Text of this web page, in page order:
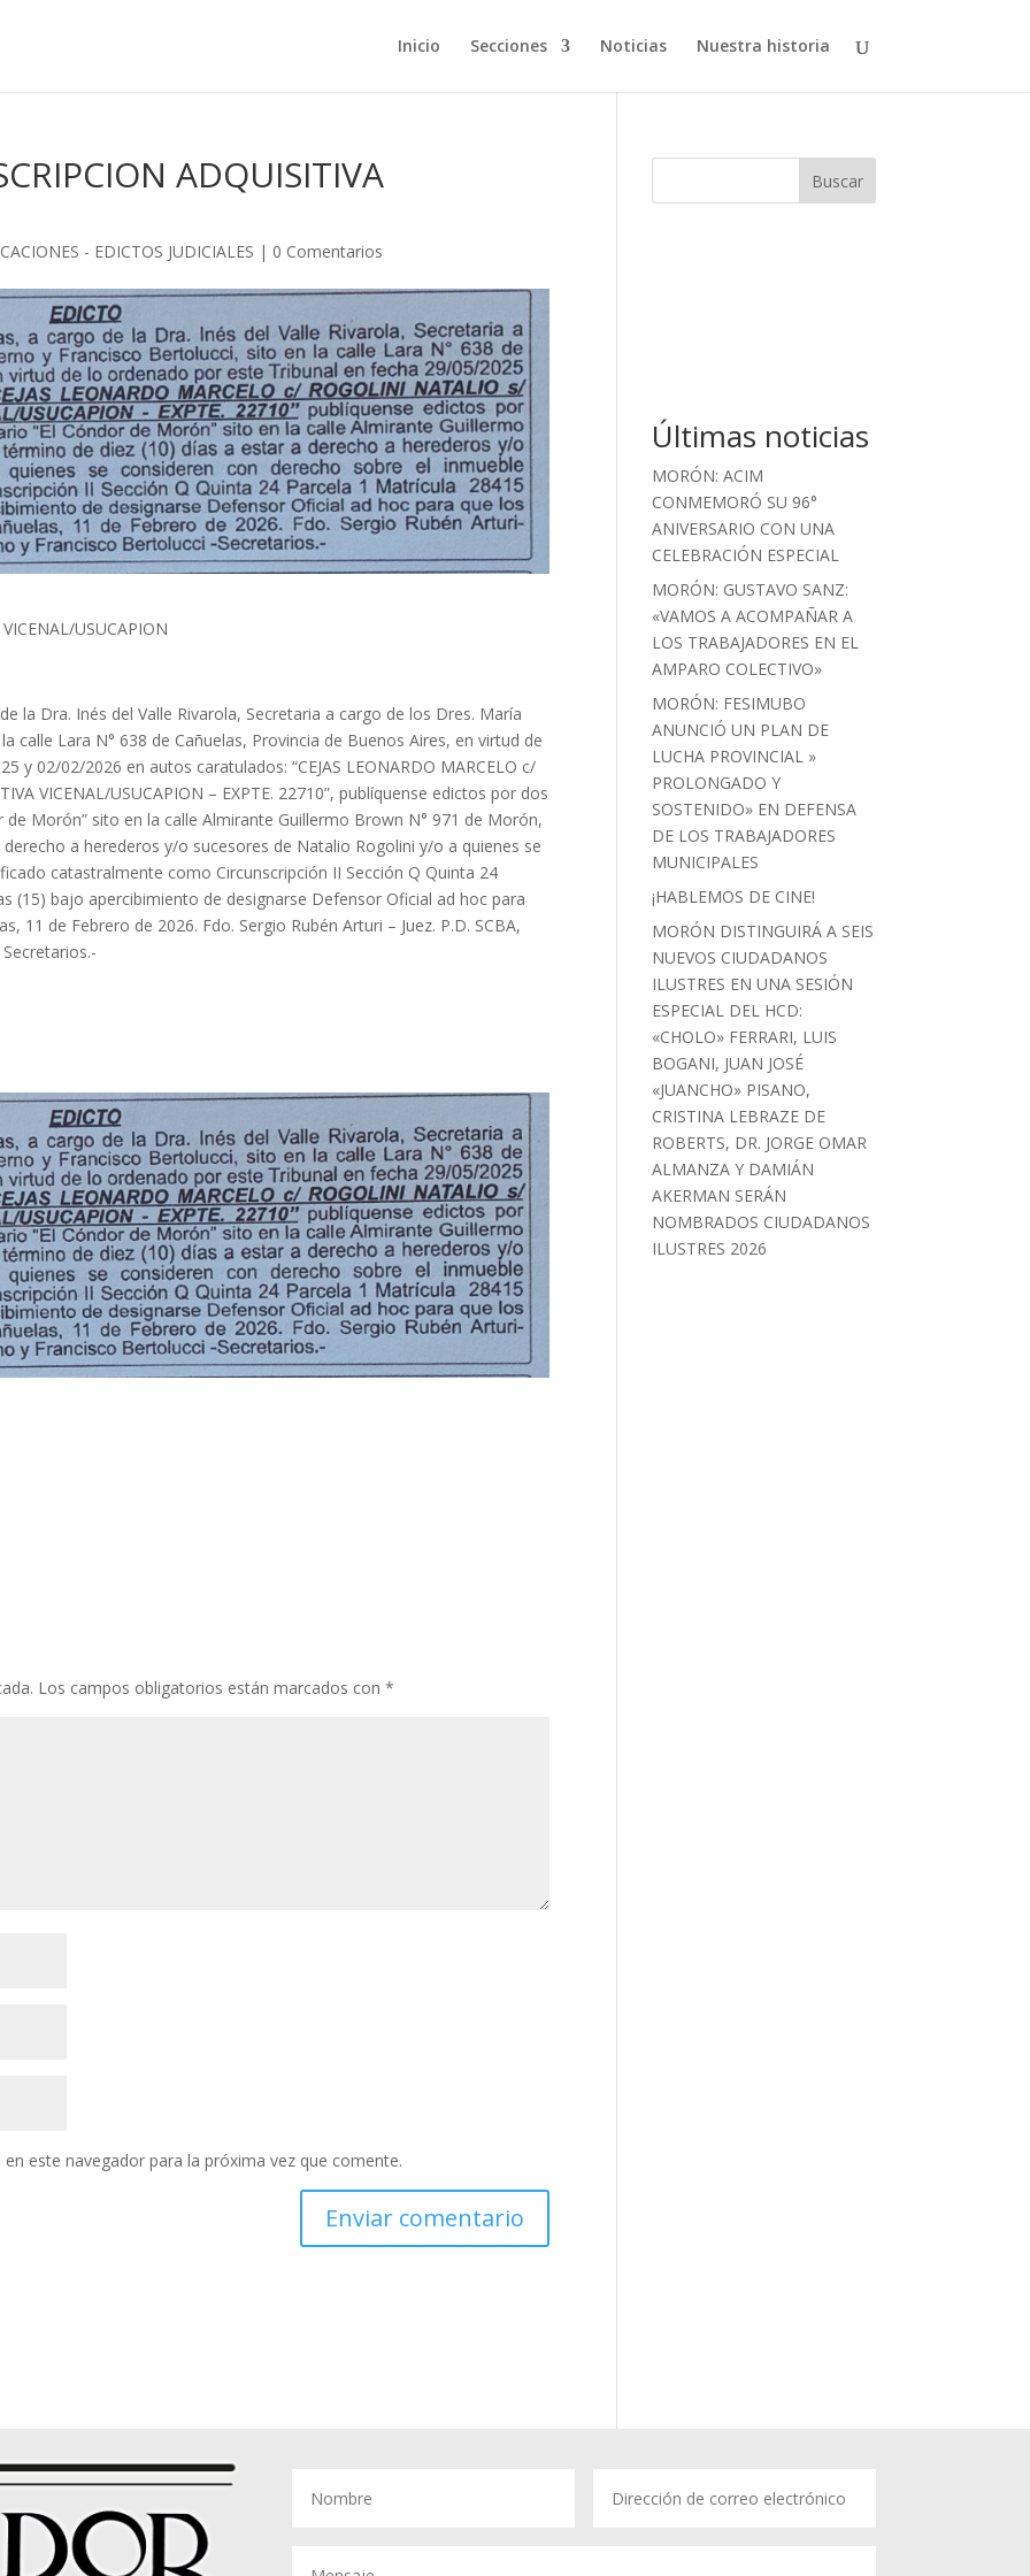
Inicio Secciones Noticias Nuestra historia
ADQUISITIVA
- EDICTOS JUDICIALES | 0 Comentarios
USUCAPION
la Dra. Inés del Valle Rivarola, Secretaria a cargo de los Dres. María
calle Lara N° 638 de Cañuelas, Provincia de Buenos Aires, en virtud de
y 02/02/2026 en autos caratulados: “CEJAS LEONARDO MARCELO c/
VICENAL/USUCAPION – EXPTE. 22710”, publíquense edictos por dos
de Morón” sito en la calle Almirante Guillermo Brown N° 971 de Morón,
a herederos y/o sucesores de Natalio Rogolini y/o a quienes se
catastralmente como Circunscripción II Sección Q Quinta 24
(15) bajo apercibimiento de designarse Defensor Oficial ad hoc para
11 de Febrero de 2026. Fdo. Sergio Rubén Arturi – Juez. P.D. SCBA,
Los campos obligatorios están marcados con*
este navegador para la próxima vez que comente.
Buscar
Últimas noticias
MORÓN: ACIM
CONMEMORÓ SU 96°
ANIVERSARIO CON UNA
CELEBRACIÓN ESPECIAL
MORÓN: GUSTAVO SANZ:
«VAMOS A ACOMPAÑAR A
LOS TRABAJADORES EN EL
AMPARO COLECTIVO»
MORÓN: FESIMUBO
ANUNCIÓ UN PLAN DE
LUCHA PROVINCIAL »
PROLONGADO Y
SOSTENIDO» EN DEFENSA
DE LOS TRABAJADORES
MUNICIPALES
¡HABLEMOS DE CINE!
MORÓN DISTINGUIRÁ A SEIS
NUEVOS CIUDADANOS
ILUSTRES EN UNA SESIÓN
ESPECIAL DEL HCD:
«CHOLO» FERRARI, LUIS
BOGANI, JUAN JOSÉ
«JUANCHO» PISANO,
CRISTINA LEBRAZE DE
ROBERTS, DR. JORGE OMAR
ALMANZA Y DAMIÁN
AKERMAN SERÁN
NOMBRADOS CIUDADANOS
ILUSTRES 2026